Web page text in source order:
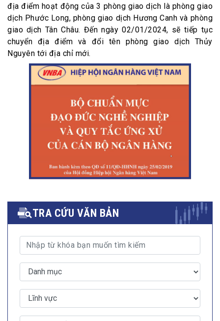
địa điểm hoạt động của 3 phòng giao dịch là phòng giao
dịch Phước Long, phòng giao dịch Hương Canh và phòng
giao dịch Tân Châu. Đến ngày 02/01/2024, sẽ tiếp tục
chuyển địa điểm và đổi tên phòng giao dịch Thủy
Nguyên tới địa chỉ mới.
TRA CỨU VĂN BẢN